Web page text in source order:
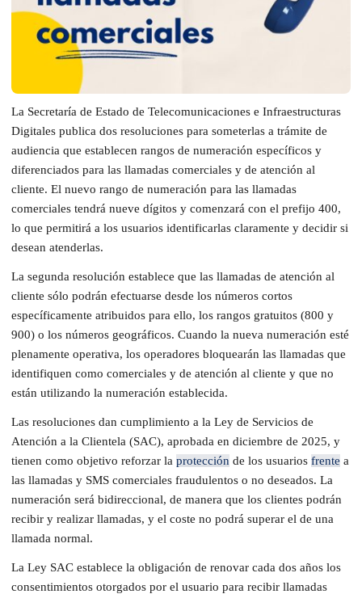
La Secretaría de Estado de Telecomunicaciones e Infraestructuras
Digitales publica dos resoluciones para someterlas a trámite de
audiencia que establecen rangos de numeración específicos y
diferenciados para las llamadas comerciales y de atención al
cliente. El nuevo rango de numeración para las llamadas
comerciales tendrá nueve dígitos y comenzará con el prefijo 400,
lo que permitirá a los usuarios identificarlas claramente y decidir si
desean atenderlas.
La segunda resolución establece que las llamadas de atención al
cliente sólo podrán efectuarse desde los números cortos
específicamente atribuidos para ello, los rangos gratuitos (800 y
900) o los números geográficos. Cuando la nueva numeración esté
plenamente operativa, los operadores bloquearán las llamadas que
identifiquen como comerciales y de atención al cliente y que no
están utilizando la numeración establecida.
Las resoluciones dan cumplimiento a la Ley de Servicios de
Atención a la Clientela (SAC), aprobada en diciembre de 2025, y
tienen como objetivo reforzar la protección de los usuarios frente a
las llamadas y SMS comerciales fraudulentos o no deseados. La
numeración será bidireccional, de manera que los clientes podrán
recibir y realizar llamadas, y el coste no podrá superar el de una
llamada normal.
La Ley SAC establece la obligación de renovar cada dos años los
consentimientos otorgados por el usuario para recibir llamadas